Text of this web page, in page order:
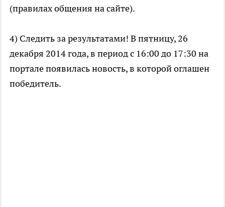
(правилах общения на сайте).
4) Следить за результатами! В пятницу, 26
декабря 2014 года, в период с 16:00 до 17:30 на
портале появилась новость, в которой оглашен
победитель.